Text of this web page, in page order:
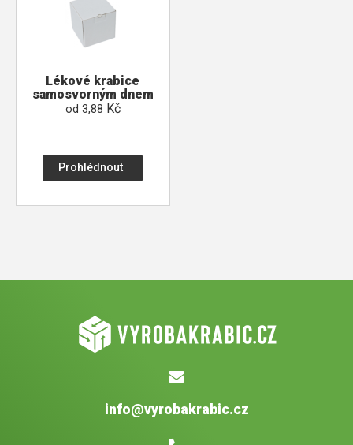
Lékové krabice
samosvorným dnem
od 3,88 Kč
Prohlédnout
info@vyrobakrabic.cz